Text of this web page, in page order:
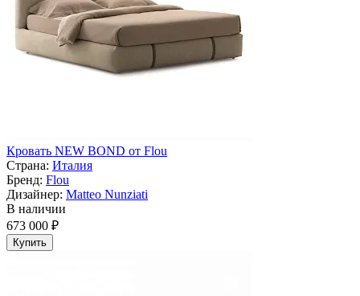
Кровать NEW BOND от Flou
Страна: Италия
Бренд: Flou
Дизайнер: Matteo Nunziati
В наличии
673 000 ₽
Купить